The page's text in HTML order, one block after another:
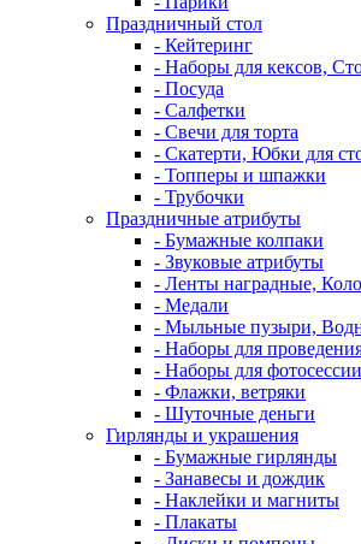
Праздничный стол
- Кейтеринг
- Наборы для кексов,
- Посуда
- Салфетки
- Свечи для торта
- Скатерти, Юбки для
- Топперы и шпажки
- Трубочки
Праздничные атрибуты
- Бумажные колпаки
- Звуковые атрибуты
- Ленты наградные,
- Медали
- Мыльные пузыри,
- Наборы для
- Наборы для фотосессии
- Флажки, ветряки
- Шуточные деньги
Гирлянды и украшения
- Бумажные гирлянды
- Занавесы и дождик
- Наклейки и магниты
- Плакаты